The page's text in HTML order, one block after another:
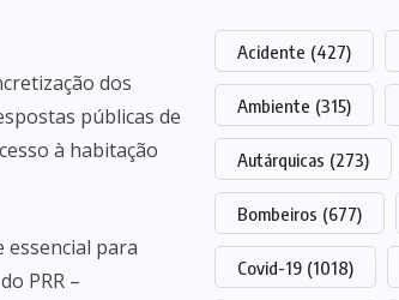
dos
públicas de
à habitação
para
PRR –
Acidente (427)
Ambiente (315)
Autárquicas (273)
Bombeiros (677)
Covid-19 (1018)